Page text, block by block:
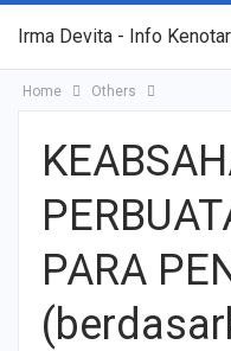
Irma Devita - Info
Home Others
PARA